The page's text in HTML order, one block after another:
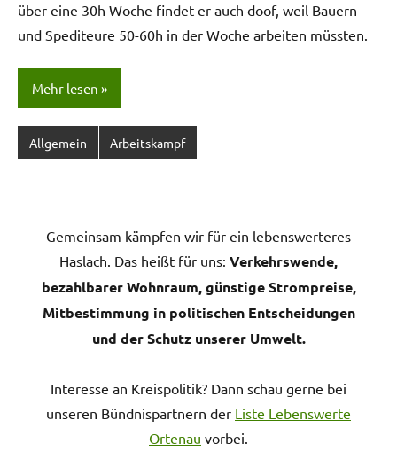
über eine 30h Woche findet er auch doof, weil Bauern
und Spediteure 50-60h in der Woche arbeiten müssten.
Mehr lesen
Allgemein Arbeitskampf
Gemeinsam kämpfen wir für ein lebenswerteres
Haslach. Das heißt für uns: Verkehrswende,
bezahlbarer Wohnraum, günstige Strompreise,
Mitbestimmung in politischen Entscheidungen
und der Schutz unserer Umwelt.
Interesse an Kreispolitik? Dann schau gerne bei
unseren Bündnispartnern der Liste Lebenswerte
Ortenau vorbei.